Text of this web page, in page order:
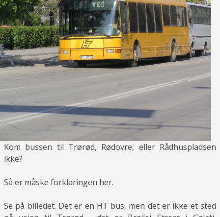
Kom bussen til Trørød, Rødovre, eller Rådhuspladsen
ikke?
Så er måske forklaringen her.
Se på billedet. Det er en HT bus, men det er ikke et sted